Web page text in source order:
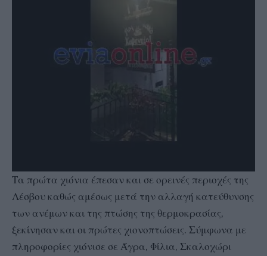
Τα πρώτα χιόνια έπεσαν και σε ορεινές περιοχές της
Λέσβου καθώς αμέσως μετά την αλλαγή κατεύθυνσης
των ανέμων και της πτώσης της θερμοκρασίας,
ξεκίνησαν και οι πρώτες χιονοπτώσεις. Σύμφωνα με
πληροφορίες χιόνισε σε Άγρα, Φίλια, Σκαλοχώρι